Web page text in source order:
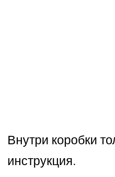
Внутри коробки
инструкция.